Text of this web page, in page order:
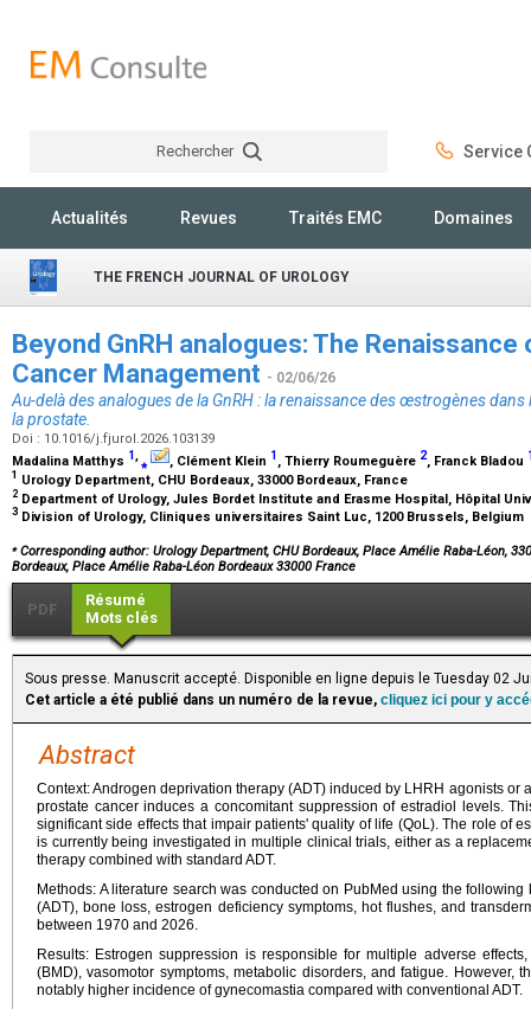
Rechercher Service
Actualités Revues Traités EMC Domaines
THE FRENCH JOURNAL OF UROLOGY
Beyond GnRH analogues: The
Cancer Management - 02/06/26
Au-delà des analogues de la GnRH : la renaissance des œstrogènes
la prostate.
Doi : 10.1016/j.fjurol.2026.103139
Madalina Matthys 1,⁎ , Clément Klein 1 , Thierry Roumeguère 2, Franck Bladou
1 Urology Department, CHU Bordeaux, 33000 Bordeaux, France
2 Department of Urology, Jules Bordet Institute and Erasme Hospital, Hôpital
3 Division of Urology, Cliniques universitaires Saint Luc, 1200 Brussels, Belgium
⁎Corresponding author: Urology Department, CHU Bordeaux, Place Amélie Raba-Léon,
Bordeaux, Place Amélie Raba-Léon Bordeaux 33000 France
PDF
Résumé
Mots clés
Sous presse. Manuscrit accepté. Disponible en ligne depuis le Tuesday 02
Cet article a été publié dans un numéro de la revue, cliquez ici pour y
Abstract
Context: Androgen deprivation therapy (ADT) induced by LHRH agonists or
prostate cancer induces a concomitant suppression of estradiol levels.
significant side effects that impair patients' quality of life (QoL). The role of
is currently being investigated in multiple clinical trials, either as a
therapy combined with standard ADT.
Methods: A literature search was conducted on PubMed using the
(ADT), bone loss, estrogen deficiency symptoms, hot flushes, and
between 1970 and 2026.
Results: Estrogen suppression is responsible for multiple adverse
(BMD), vasomotor symptoms, metabolic disorders, and fatigue. However,
notably higher incidence of gynecomastia compared with conventional ADT.